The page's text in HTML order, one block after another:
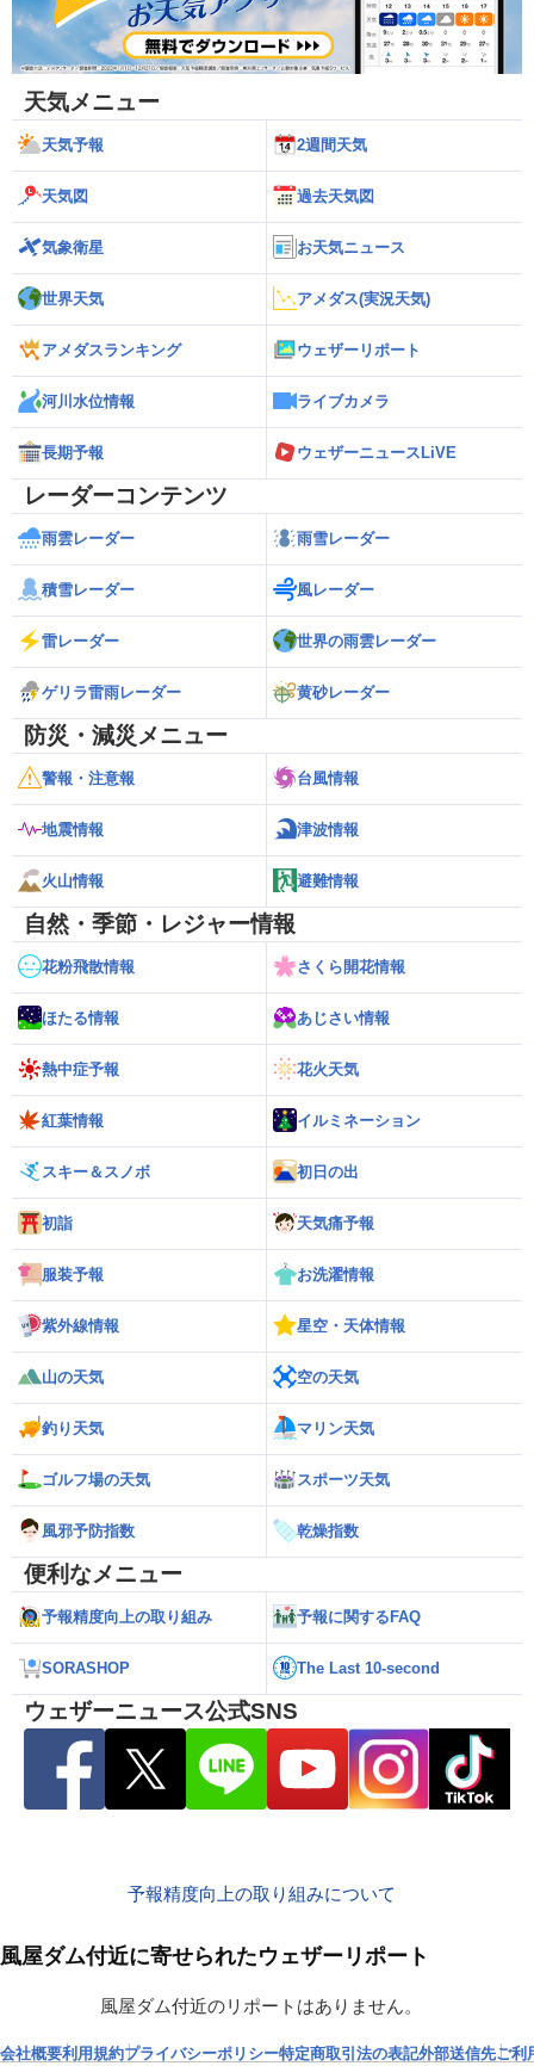
天気メニュー
天気予報 2週間天気
天気図 過去天気図
気象衛星 お天気ニュース
世界天気 アメダス(実況天気)
アメダスランキング ウェザーリポート
河川水位情報 ライブカメラ
長期予報 ウェザーニュースLiVE
レーダーコンテンツ
雨雲レーダー 雨雪レーダー
積雪レーダー 風レーダー
雷レーダー 世界の雨雲レーダー
ゲリラ雷雨レーダー 黄砂レーダー
防災・減災メニュー
警報・注意報 台風情報
地震情報 津波情報
火山情報 避難情報
自然・季節・レジャー情報
花粉飛散情報 さくら開花情報
ほたる情報 あじさい情報
熱中症予報 花火天気
紅葉情報 イルミネーション
スキー＆スノボ 初日の出
初詣 天気痛予報
服装予報 お洗濯情報
紫外線情報 星空・天体情報
山の天気 空の天気
釣り天気 マリン天気
ゴルフ場の天気 スポーツ天気
風邪予防指数 乾燥指数
便利なメニュー
予報精度向上の取り組み 予報に関するFAQ
SORASHOP The Last 10-second
ウェザーニュース公式SNS
予報精度向上の取り組みについて
風屋ダム付近に寄せられたウェザーリポート
風屋ダム付近のリポートはありません。
会社概要利用規約プライバシーポリシー特定商取引法の表記外部送信先ご利